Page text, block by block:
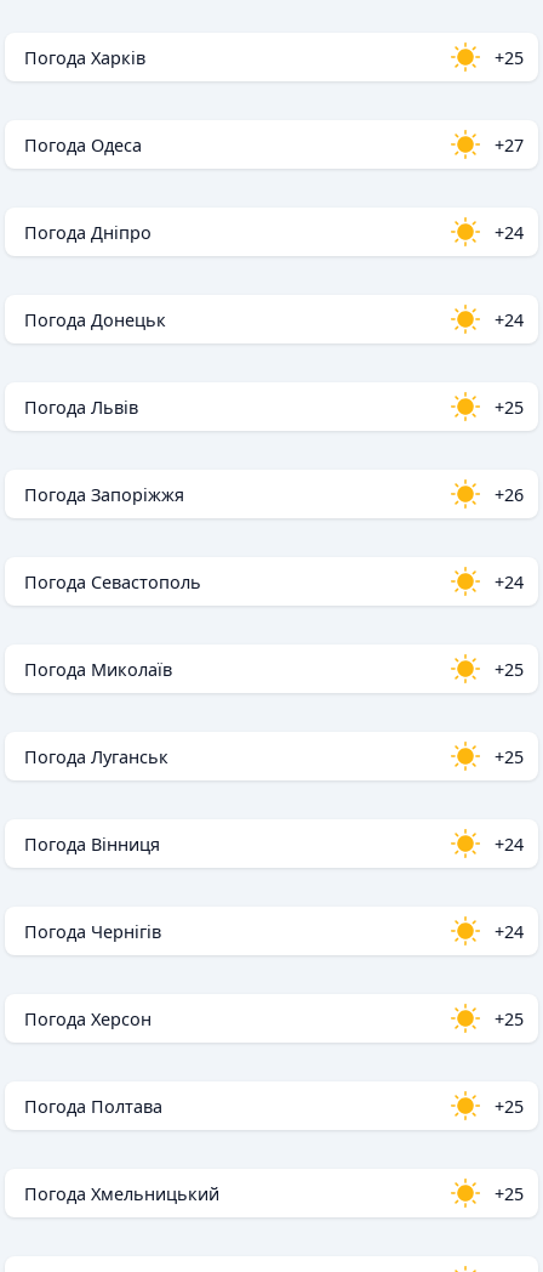
Погода Харків +25
Погода Одеса +27
Погода Дніпро +24
Погода Донецьк +24
Погода Львів +25
Погода Запоріжжя +26
Погода Севастополь +24
Погода Миколаїв +25
Погода Луганськ +25
Погода Вінниця +24
Погода Чернігів +24
Погода Херсон +25
Погода Полтава +25
Погода Хмельницький +25